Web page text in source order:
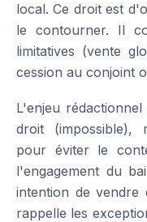
local. Ce droit est
le contourner. Il
limitatives (vente
cession au conjoint
L'enjeu
droit (impossible),
pour éviter le
l'engagement du
intention de vendre
rappelle les